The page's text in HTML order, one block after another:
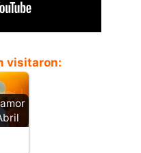
visitaron: